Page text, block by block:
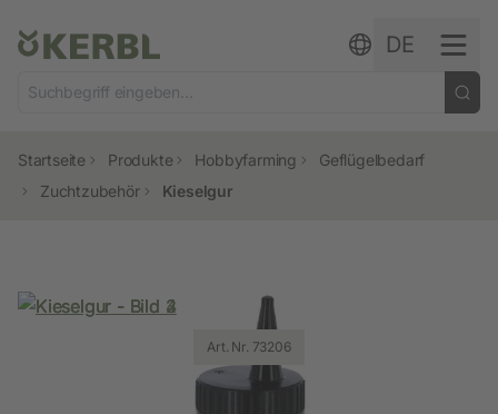
DE
Startseite Produkte Hobbyfarming
Geflügelbedarf
Zuchtzubehör
Kieselgur
Art. Nr. 73207
Art. Nr. 73206
Art. Nr. 73206